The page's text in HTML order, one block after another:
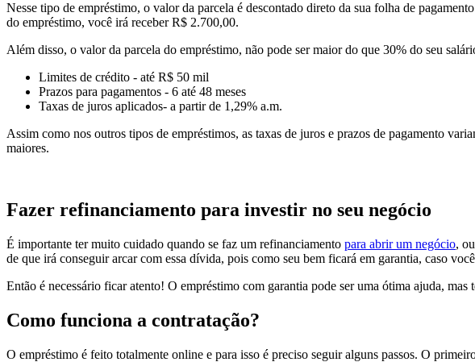
Nesse tipo de empréstimo, o valor da parcela é descontado direto da sua folha de
do empréstimo, você irá receber R$ 2.700,00.
Além disso, o valor da parcela do empréstimo, não pode ser maior do que 30% do seu
Limites de crédito - até R$ 50 mil
Prazos para pagamentos - 6 até 48 meses
Taxas de juros aplicados- a partir de 1,29% a.m.
Assim como nos outros tipos de empréstimos, as taxas de juros e prazos de pagamento
maiores.
Fazer refinanciamento para investir no seu negócio
É importante ter muito cuidado quando se faz um refinanciamento para abrir um negócio,
de que irá conseguir arcar com essa dívida, pois como seu bem ficará em garantia, caso
Então é necessário ficar atento! O empréstimo com garantia pode ser uma ótima ajuda, mas
Como funciona a contratação?
O empréstimo é feito totalmente online e para isso é preciso seguir alguns passos. O